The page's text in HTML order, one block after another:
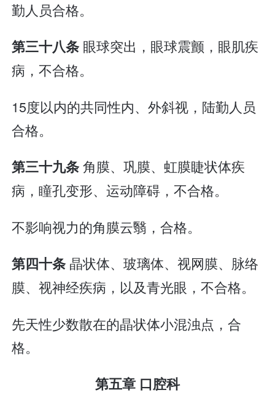
勤人员合格。
第三十八条 眼球突出，眼球震颤，眼肌疾
病，不合格。
15度以内的共同性内、外斜视，陆勤人员
合格。
第三十九条角膜、巩膜、虹膜睫状体疾
病，瞳孔变形、运动障碍，不合格。
不影响视力的角膜云翳，合格。
第四十条 晶状体、玻璃体、视网膜、脉络
膜、视神经疾病，以及青光眼，不合格。
先天性少数散在的晶状体小混浊点，合
格。
第五章 口腔科